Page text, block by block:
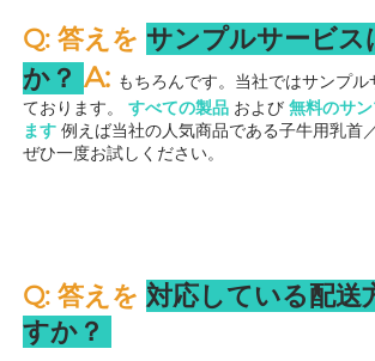
Q: 答えを サンプルサービス
か？ A: もちろんです。当社ではサンプル
ております。 すべての製品 および 無料のサ
ます 例えば当社の人気商品である子牛用乳首
ぜひ一度お試しください。
Q: 答えを 対応している配送
すか？